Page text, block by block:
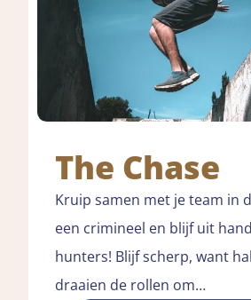
The Chase
Kruip samen met je team in
een crimineel en blijf uit
hunters! Blijf scherp, want
draaien de rollen om…